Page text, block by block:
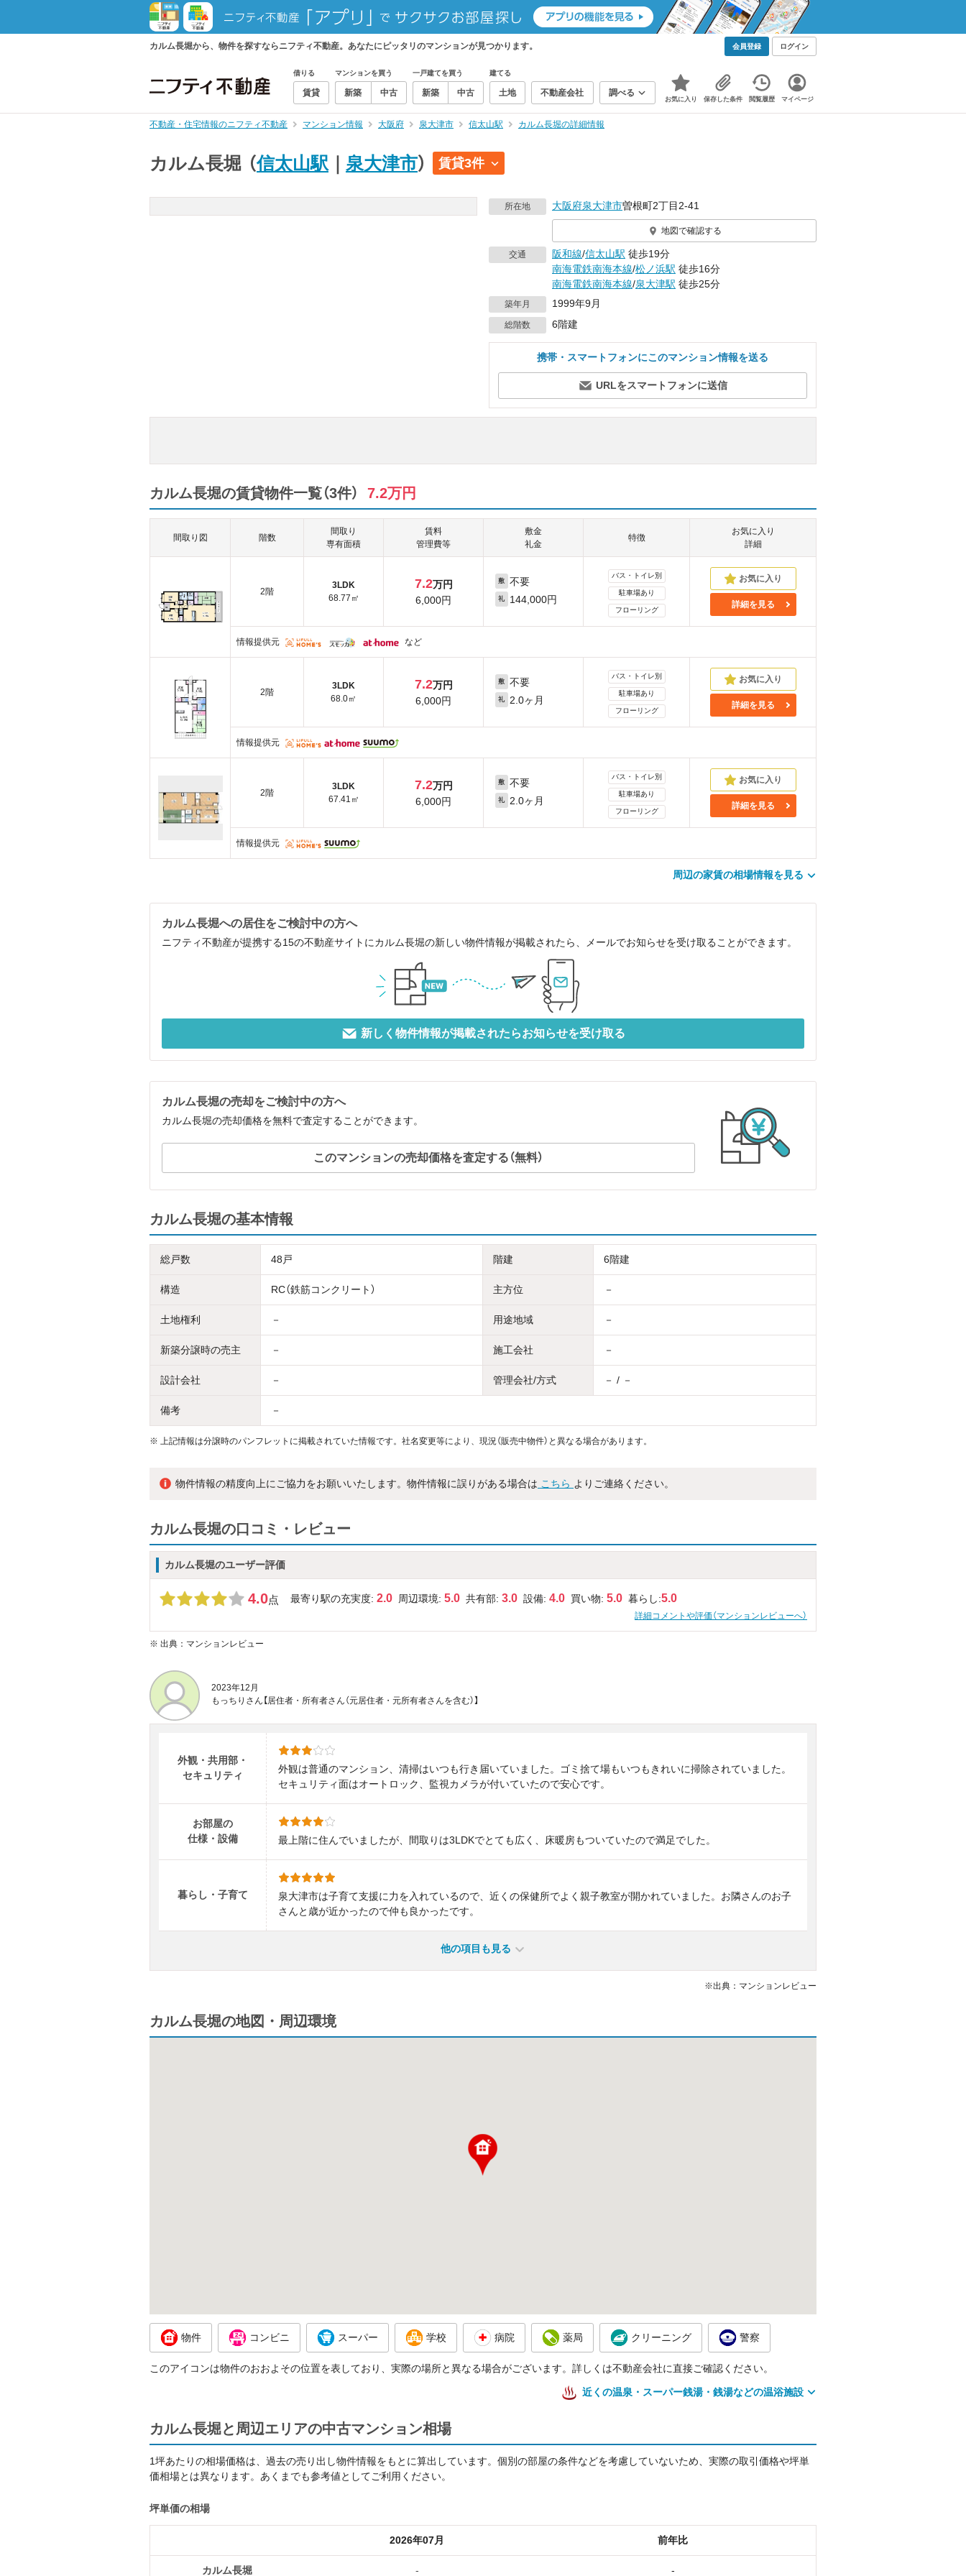
カルム長堀から、物件を探すならニフティ不動産。あなたにピッタリのマンションが見つかります。 会員登録 ログイン
借りる
賃貸
マンションを買う
新築 中古
一戸建てを買う
新築 中古
建てる
土地 不動産会社 調べる
お気に入り 保存した条件 閲覧履歴 マイページ
不動産・住宅情報のニフティ不動産 マンション情報 大阪府 泉大津市 信太山駅 カルム長堀の詳細情報
カルム長堀 （信太山駅 泉大津市） 賃貸3件
所在地 大阪府泉大津市曽根町2丁目2-41
地図で確認する
交通 阪和線/信太山駅 徒歩19分
南海電鉄南海本線/松ノ浜駅 徒歩16分
南海電鉄南海本線/泉大津駅 徒歩25分
築年月 1999年9月
総階数 6階建
携帯・スマートフォンにこのマンション情報を送る
URLをスマートフォンに送信
カルム長堀の賃貸物件一覧（3件） 7.2万円
間取り図 階数
間取り
専有面積
賃料
管理費等
敷金
礼金
特徴
お気に入り
詳細
2階
3LDK
68.77㎡
7.2万円
6,000円
敷 不要
礼 144,000円
バス・トイレ別
駐車場あり
フローリング
詳細を見る
情報提供元 など
2階
3LDK
68.0㎡
7.2万円
6,000円
敷 不要
礼 2.0ヶ月
バス・トイレ別
駐車場あり
フローリング
詳細を見る
情報提供元
2階
3LDK
67.41㎡
7.2万円
6,000円
敷 不要
礼 2.0ヶ月
バス・トイレ別
駐車場あり
フローリング
詳細を見る
情報提供元
周辺の家賃の相場情報を見る
カルム長堀への居住をご検討中の方へ
ニフティ不動産が提携する15の不動産サイトにカルム長堀の新しい物件情報が掲載されたら、メールでお知らせを受け取ることができます。
新しく物件情報が掲載されたらお知らせを受け取る
カルム長堀の売却をご検討中の方へ
カルム長堀の売却価格を無料で査定することができます。
このマンションの売却価格を査定する（無料）
カルム長堀の基本情報
総戸数 48戸 階建 6階建
構造 RC（鉄筋コンクリート） 主方位 －
土地権利 － 用途地域 －
新築分譲時の売主 － 施工会社 －
設計会社 － 管理会社/方式 － / －
備考 －
※ 上記情報は分譲時のパンフレットに掲載されていた情報です。社名変更等により、現況（販売中物件）と異なる場合があります。
物件情報の精度向上にご協力をお願いいたします。物件情報に誤りがある場合は こちら よりご連絡ください。
カルム長堀の口コミ・レビュー
カルム長堀のユーザー評価
4.0点 最寄り駅の充実度: 2.0 周辺環境: 5.0 共有部: 3.0 設備: 4.0 買い物: 5.0 暮らし:5.0
詳細コメントや評価（マンションレビューへ）
※ 出典：マンションレビュー
2023年12月
もっちりさん【居住者・所有者さん（元居住者・元所有者さんを含む）】
外観・共用部・
セキュリティ
外観は普通のマンション、清掃はいつも行き届いていました。ゴミ捨て場もいつもきれいに掃除されていました。
セキュリティ面はオートロック、監視カメラが付いていたので安心です。
お部屋の
仕様・設備
最上階に住んでいましたが、間取りは3LDKでとても広く、床暖房もついていたので満足でした。
暮らし・子育て
泉大津市は子育て支援に力を入れているので、近くの保健所でよく親子教室が開かれていました。お隣さんのお子
さんと歳が近かったので仲も良かったです。
他の項目も見る
※出典：マンションレビュー
カルム長堀の地図・周辺環境
物件 コンビニ スーパー 学校 病院 薬局 クリーニング 警察
このアイコンは物件のおおよその位置を表しており、実際の場所と異なる場合がございます。詳しくは不動産会社に直接ご確認ください。
近くの温泉・スーパー銭湯・銭湯などの温浴施設
カルム長堀と周辺エリアの中古マンション相場
1坪あたりの相場価格は、過去の売り出し物件情報をもとに算出しています。個別の部屋の条件などを考慮していないため、実際の取引価格や坪単
価相場とは異なります。あくまでも参考値としてご利用ください。
坪単価の相場
2026年07月 前年比
カルム長堀 - -